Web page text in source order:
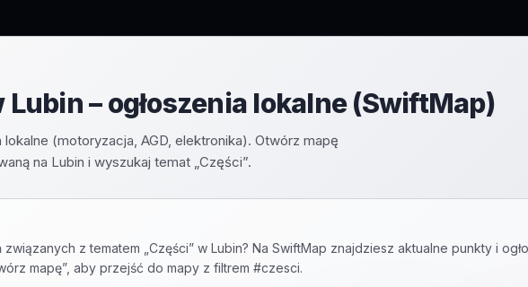
– ogłoszenia lokalne (SwiftMap)
lokalne (motoryzacja, AGD, elektronika). Otwórz mapę
na Lubin i wyszukaj temat „Części”.
z tematem „ Części” w Lubin? Na SwiftMap znajdziesz aktualne punkty i
mapę”, aby przejść do mapy z filtrem #czesci.